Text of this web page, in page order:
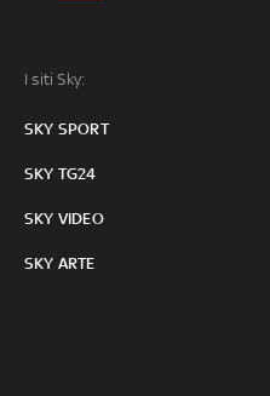
I siti Sky:
SKY SPORT
SKY TG24
SKY VIDEO
SKY ARTE